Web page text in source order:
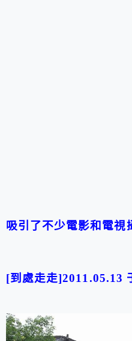
吸引了不少電影和電視
[到處走走]2011.05.13